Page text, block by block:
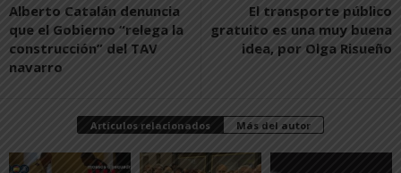
Alberto Catalán denuncia
que el Gobierno “relega la
construcción” del TAV
navarro
El transporte público
gratuito es una muy buena
idea, por Olga Risueño
Artículos relacionados Más del autor